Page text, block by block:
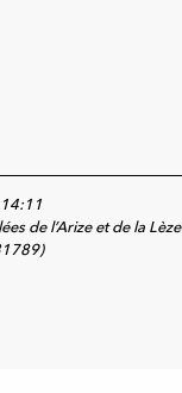
de l’Arize et de la Lèze
)